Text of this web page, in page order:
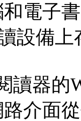
和電子
設備
讀器的
路介面